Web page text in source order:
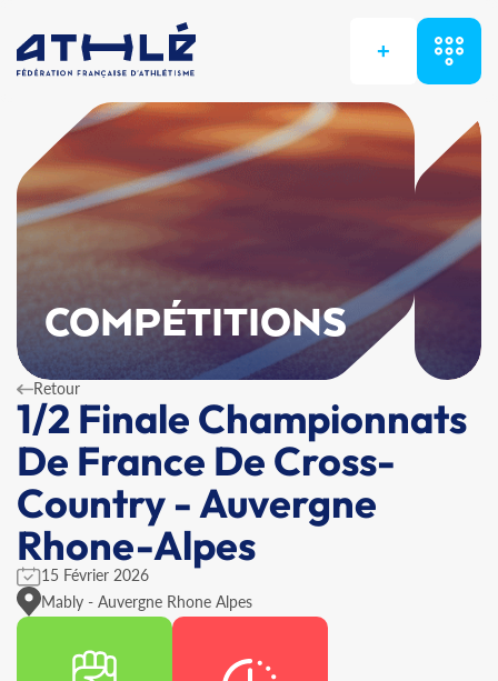
+
COMPÉTITIONS
Retour
1/2 Finale Championnats
De France De Cross-
Country - Auvergne
Rhone-Alpes
15 Février 2026
Mably - Auvergne Rhone Alpes